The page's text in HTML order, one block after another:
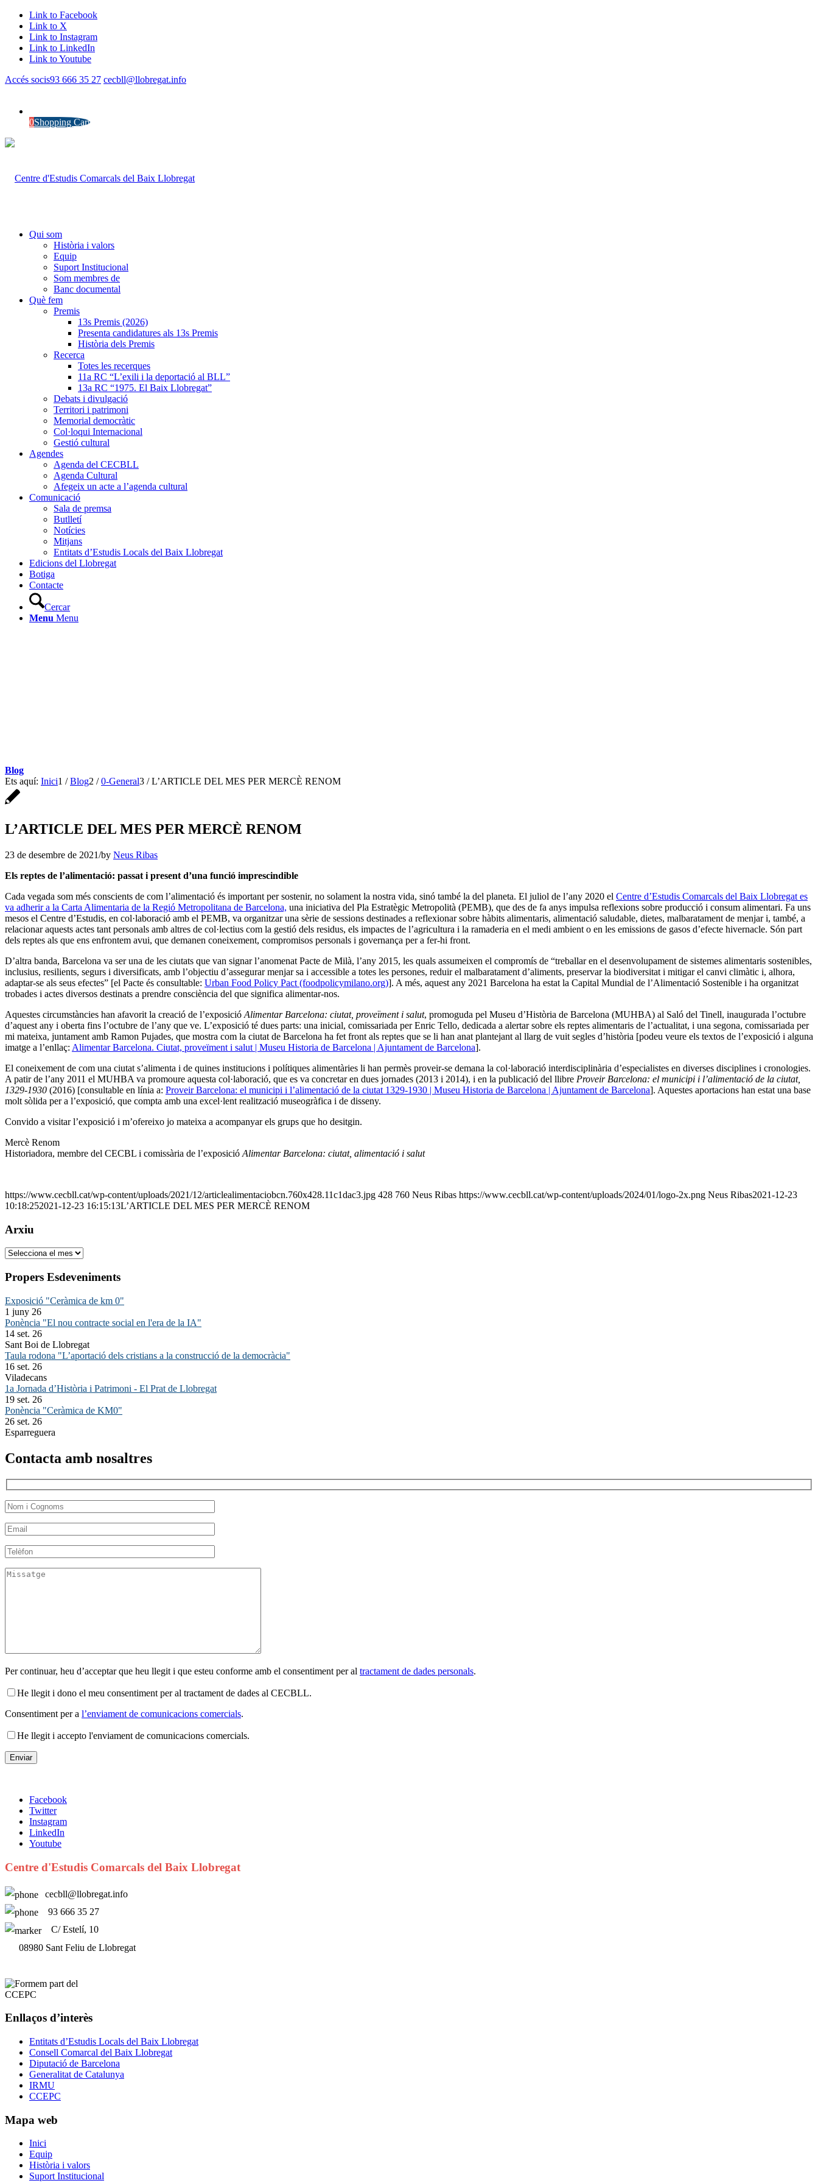
Link to Facebook
Link to X
Link to Instagram
Link to LinkedIn
Link to Youtube
Accés socis93 666 35 27 cecbll@llobregat.info
0Shopping Cart
Qui som
Història i valors
Equip
Suport Institucional
Som membres de
Banc documental
Què fem
Premis
13s Premis (2026)
Presenta candidatures als 13s Premis
Història dels Premis
Recerca
Totes les recerques
11a RC “L’exili i la deportació al BLL”
13a RC “1975. El Baix Llobregat”
Debats i divulgació
Territori i patrimoni
Memorial democràtic
Col·loqui Internacional
Gestió cultural
Agendes
Agenda del CECBLL
Agenda Cultural
Afegeix un acte a l’agenda cultural
Comunicació
Sala de premsa
Butlletí
Notícies
Mitjans
Entitats d’Estudis Locals del Baix Llobregat
Edicions del Llobregat
Botiga
Contacte
Cercar
Menu Menu
Blog
Ets aquí: Inici1 / Blog2 / 0-General3 / L’ARTICLE DEL MES PER MERCÈ RENOM
L’ARTICLE DEL MES PER MERCÈ RENOM
23 de desembre de 2021/by Neus Ribas
Els reptes de l’alimentació: passat i present d’una funció imprescindible
Cada vegada som més conscients de com l’alimentació és important per sostenir, no solament la nostra vida, sinó també la del planeta. El juliol de l’any 2020 el Centre d’Estudis Comarcals del Baix Llobregat es
va adherir a la Carta Alimentaria de la Regió Metropolitana de Barcelona, una iniciativa del Pla Estratègic Metropolità (PEMB), que des de fa anys impulsa reflexions sobre producció i consum alimentari. Fa uns
mesos el Centre d’Estudis, en col·laboració amb el PEMB, va organitzar una sèrie de sessions destinades a reflexionar sobre hàbits alimentaris, alimentació saludable, dietes, malbaratament de menjar i, també, a
relacionar aquests actes tant personals amb altres de col·lectius com la gestió dels residus, els impactes de l’agricultura i la ramaderia en el medi ambient o en les emissions de gasos d’efecte hivernacle. Són part
dels reptes als que ens enfrontem avui, que demanen coneixement, compromisos personals i governança per a fer-hi front.
D’altra banda, Barcelona va ser una de les ciutats que van signar l’anomenat Pacte de Milà, l’any 2015, les quals assumeixen el compromís de “treballar en el desenvolupament de sistemes alimentaris sostenibles,
inclusius, resilients, segurs i diversificats, amb l’objectiu d’assegurar menjar sa i accessible a totes les persones, reduir el malbaratament d’aliments, preservar la biodiversitat i mitigar el canvi climàtic i, alhora,
adaptar-se als seus efectes” [el Pacte és consultable: Urban Food Policy Pact (foodpolicymilano.org)]. A més, aquest any 2021 Barcelona ha estat la Capital Mundial de l’Alimentació Sostenible i ha organitzat
trobades i actes diversos destinats a prendre consciència del que significa alimentar-nos.
Aquestes circumstàncies han afavorit la creació de l’exposició Alimentar Barcelona: ciutat, proveïment i salut, promoguda pel Museu d’Història de Barcelona (MUHBA) al Saló del Tinell, inaugurada l’octubre
d’aquest any i oberta fins l’octubre de l’any que ve. L’exposició té dues parts: una inicial, comissariada per Enric Tello, dedicada a alertar sobre els reptes alimentaris de l’actualitat, i una segona, comissariada per
mi mateixa, juntament amb Ramon Pujades, que mostra com la ciutat de Barcelona ha fet front als reptes que se li han anat plantejant al llarg de vuit segles d’història [podeu veure els textos de l’exposició i alguna
imatge a l’enllaç: Alimentar Barcelona. Ciutat, proveïment i salut | Museu Historia de Barcelona | Ajuntament de Barcelona].
El coneixement de com una ciutat s’alimenta i de quines institucions i polítiques alimentàries li han permès proveir-se demana la col·laboració interdisciplinària d’especialistes en diverses disciplines i cronologies.
A patir de l’any 2011 el MUHBA va promoure aquesta col·laboració, que es va concretar en dues jornades (2013 i 2014), i en la publicació del llibre Proveir Barcelona: el municipi i l’alimentació de la ciutat,
1329-1930 (2016) [consultable en línia a: Proveir Barcelona: el municipi i l’alimentació de la ciutat 1329-1930 | Museu Historia de Barcelona | Ajuntament de Barcelona]. Aquestes aportacions han estat una base
molt sòlida per a l’exposició, que compta amb una excel·lent realització museogràfica i de disseny.
Convido a visitar l’exposició i m’ofereixo jo mateixa a acompanyar els grups que ho desitgin.
Mercè Renom
Historiadora, membre del CECBL i comissària de l’exposició Alimentar Barcelona: ciutat, alimentació i salut
https://www.cecbll.cat/wp-content/uploads/2021/12/articlealimentaciobcn.760x428.11c1dac3.jpg 428 760 Neus Ribas https://www.cecbll.cat/wp-content/uploads/2024/01/logo-2x.png Neus Ribas2021-12-23
10:18:252021-12-23 16:15:13L’ARTICLE DEL MES PER MERCÈ RENOM
Arxiu
Arxiu
Propers Esdeveniments
Exposició "Ceràmica de km 0"
1 juny 26
Ponència "El nou contracte social en l'era de la IA"
14 set. 26
Sant Boi de Llobregat
Taula rodona "L’aportació dels cristians a la construcció de la democràcia"
16 set. 26
Viladecans
1a Jornada d’Història i Patrimoni - El Prat de Llobregat
19 set. 26
Ponència "Ceràmica de KM0"
26 set. 26
Esparreguera
Contacta amb nosaltres
Per continuar, heu d’acceptar que heu llegit i que esteu conforme amb el consentiment per al tractament de dades personals.
He llegit i dono el meu consentiment per al tractament de dades al CECBLL.
Consentiment per a l’enviament de comunicacions comercials.
He llegit i accepto l'enviament de comunicacions comercials.
Facebook
Twitter
Instagram
LinkedIn
Youtube
Centre d'Estudis Comarcals del Baix Llobregat
cecbll@llobregat.info
93 666 35 27
C/ Estelí, 10
08980 Sant Feliu de Llobregat
Enllaços d’interès
Entitats d’Estudis Locals del Baix Llobregat
Consell Comarcal del Baix Llobregat
Diputació de Barcelona
Generalitat de Catalunya
IRMU
CCEPC
Mapa web
Inici
Equip
Història i valors
Suport Institucional